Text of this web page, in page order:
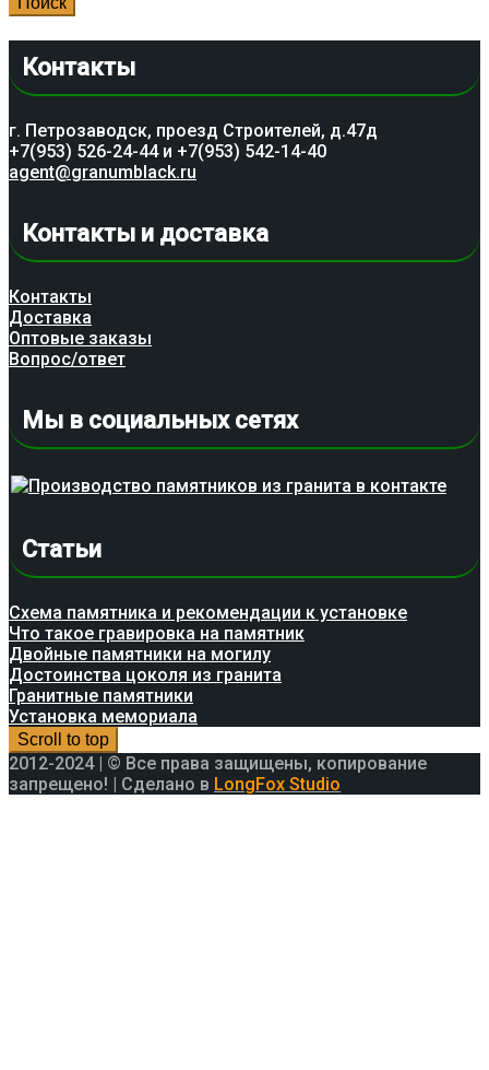
Контакты
г. Петрозаводск, проезд Строителей, д.47д
+7(953) 526-24-44 и +7(953) 542-14-40
agent@granumblack.ru
Контакты и доставка
Контакты
Доставка
Оптовые заказы
Вопрос/ответ
Мы в социальных сетях
Статьи
Схема памятника и рекомендации к установке
Что такое гравировка на памятник
Двойные памятники на могилу
Достоинства цоколя из гранита
Гранитные памятники
Установка мемориала
Scroll to top
2012-2024 | © Все права защищены, копирование
запрещено! | Сделано в LongFox Studio